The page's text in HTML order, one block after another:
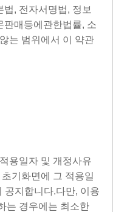
, 전자서명법, 정보
판매등에관한법률, 소
는 범위에서 이 약관
용일자 및 개정사유
기화면에 그 적용일
공지합니다.다만, 이용
는 경우에는 최소한